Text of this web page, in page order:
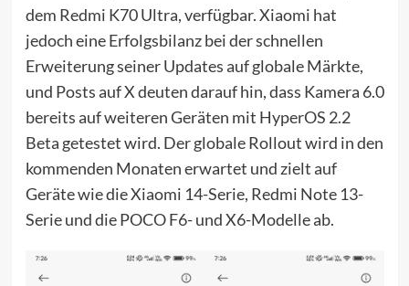
dem Redmi K70 Ultra, verfügbar. Xiaomi hat
jedoch eine Erfolgsbilanz bei der schnellen
Erweiterung seiner Updates auf globale Märkte,
und Posts auf X deuten darauf hin, dass Kamera 6.0
bereits auf weiteren Geräten mit HyperOS 2.2
Beta getestet wird. Der globale Rollout wird in den
kommenden Monaten erwartet und zielt auf
Geräte wie die Xiaomi 14-Serie, Redmi Note 13-
Serie und die POCO F6- und X6-Modelle ab.